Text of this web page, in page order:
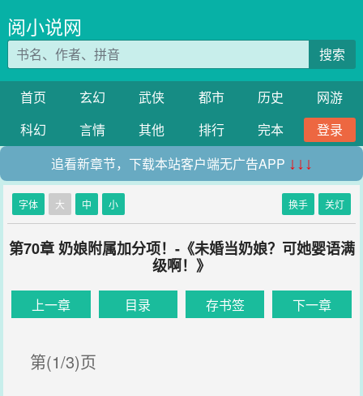
阅小说网
搜索
首页 玄幻 武侠 都市 历史
网游
科幻
言情 其他 排行 完本
登录
追看新章节，下载本站客户端无广告APP ↓↓↓
字体 大 中 小 换手 关灯
第70章 奶娘附属加分项！-《未婚当奶娘？可她婴语满
级啊！》
上一章 目录 存书签 下一章
第(1/3)页